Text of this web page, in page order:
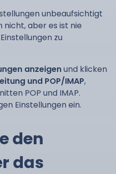
unbeaufsichtigt
nicht, aber es ist nie
zu
anzeigenund klicken
und POP/IMAP,
POP und IMAP.
Einstellungen ein.
den
das